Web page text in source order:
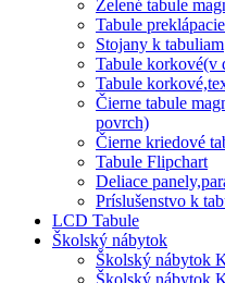
Zelené tabule
Tabule
Stojany k tabuliam
Tabule korkové(v
Tabule
Čierne tabule
povrch)
Čierne kriedové
Tabule Flipchart
Deliace
Príslušenstvo k
LCD Tabule
Školský nábytok
Školský nábytok